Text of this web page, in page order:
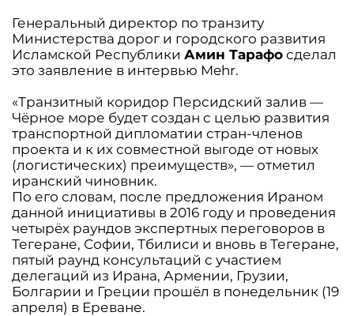
Генеральный директор по транзиту
Министерства дорог и городского развития
Исламской Республики Амин Тарафо сделал
это заявление в интервью Mehr.
«Транзитный коридор Персидский залив —
Чëрное море будет создан с целью развития
транспортной дипломатии стран-членов
проекта и к их совместной выгоде от новых
(логистических) преимуществ», — отметил
иранский чиновник.
По его словам, после предложения Ираном
данной инициативы в 2016 году и проведения
четырëх раундов экспертных переговоров в
Тегеране, Софии, Тбилиси и вновь в Тегеране,
пятый раунд консультаций с участием
делегаций из Ирана, Армении, Грузии,
Болгарии и Греции прошëл в понедельник (19
апреля) в Ереване.